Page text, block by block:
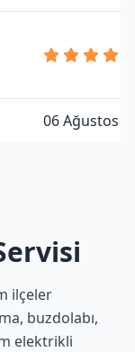
06 Ağustos
ilçeler
buzdolabı,
elektrikli